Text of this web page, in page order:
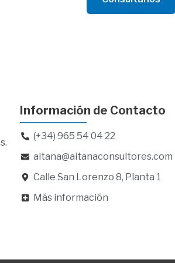
Información de Contacto
(+34) 965 54 04 22
aitana@aitanaconsultores.com
Calle San Lorenzo 8, Planta 1
Más información